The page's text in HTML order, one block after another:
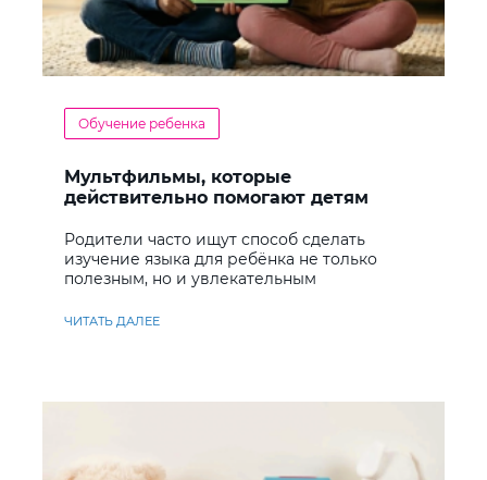
Обучение ребенка
Мультфильмы, которые
действительно помогают детям
Родители часто ищут способ сделать
изучение языка для ребёнка не только
полезным, но и увлекательным
ЧИТАТЬ ДАЛЕЕ